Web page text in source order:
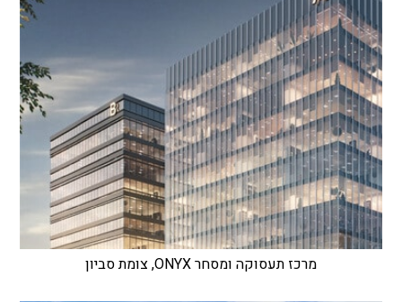
מרכז תעסוקה ומסחר ONYX, צומת סביון